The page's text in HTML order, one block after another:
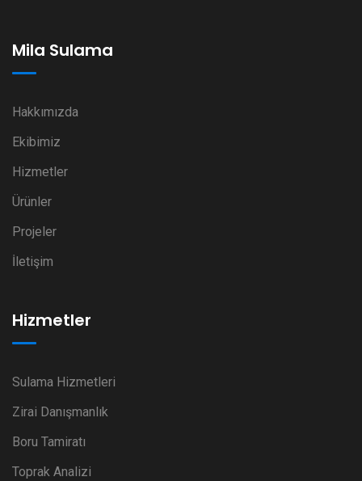
Mila Sulama
Hakkımızda
Ekibimiz
Hizmetler
Ürünler
Projeler
İletişim
Hizmetler
Sulama Hizmetleri
Zirai Danışmanlık
Boru Tamiratı
Toprak Analizi